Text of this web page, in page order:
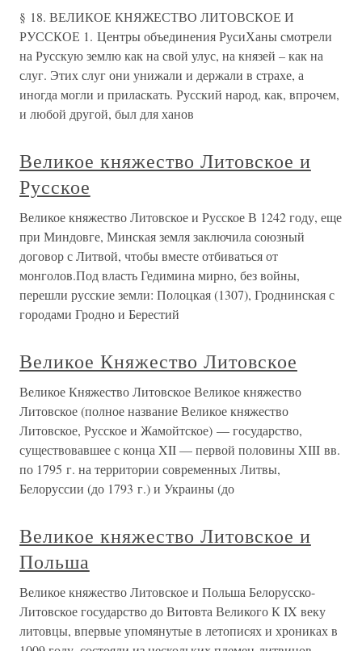
§ 18. ВЕЛИКОЕ КНЯЖЕСТВО ЛИТОВСКОЕ И
РУССКОЕ 1. Центры объединения РусиХаны смотрели
на Русскую землю как на свой улус, на князей – как на
слуг. Этих слуг они унижали и держали в страхе, а
иногда могли и приласкать. Русский народ, как, впрочем,
и любой другой, был для ханов
Великое княжество Литовское и
Русское
Великое княжество Литовское и Русское В 1242 году, еще
при Миндовге, Минская земля заключила союзный
договор с Литвой, чтобы вместе отбиваться от
монголов.Под власть Гедимина мирно, без войны,
перешли русские земли: Полоцкая (1307), Гроднинская с
городами Гродно и Берестий
Великое Княжество Литовское
Великое Княжество Литовское Великое княжество
Литовское (полное название Великое княжество
Литовское, Русское и Жамойтское) — государство,
существовавшее с конца XII — первой половины XIII вв.
по 1795 г. на территории современных Литвы,
Белоруссии (до 1793 г.) и Украины (до
Великое княжество Литовское и
Польша
Великое княжество Литовское и Польша Белорусско-
Литовское государство до Витовта Великого К IX веку
литовцы, впервые упомянутые в летописях и хрониках в